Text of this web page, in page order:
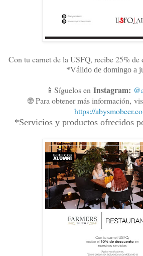
Con tu carnet de la USFQ, recibe 25% de
*Válido de domingo a
📱Síguelos en Instagram:
🌐Para obtener más información,
https://
*Servicios y productos ofrecidos